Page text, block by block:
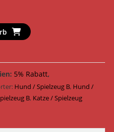
5% Rabatt,
Hund / Spielzeug B, Hund /
B, Katze / Spielzeug